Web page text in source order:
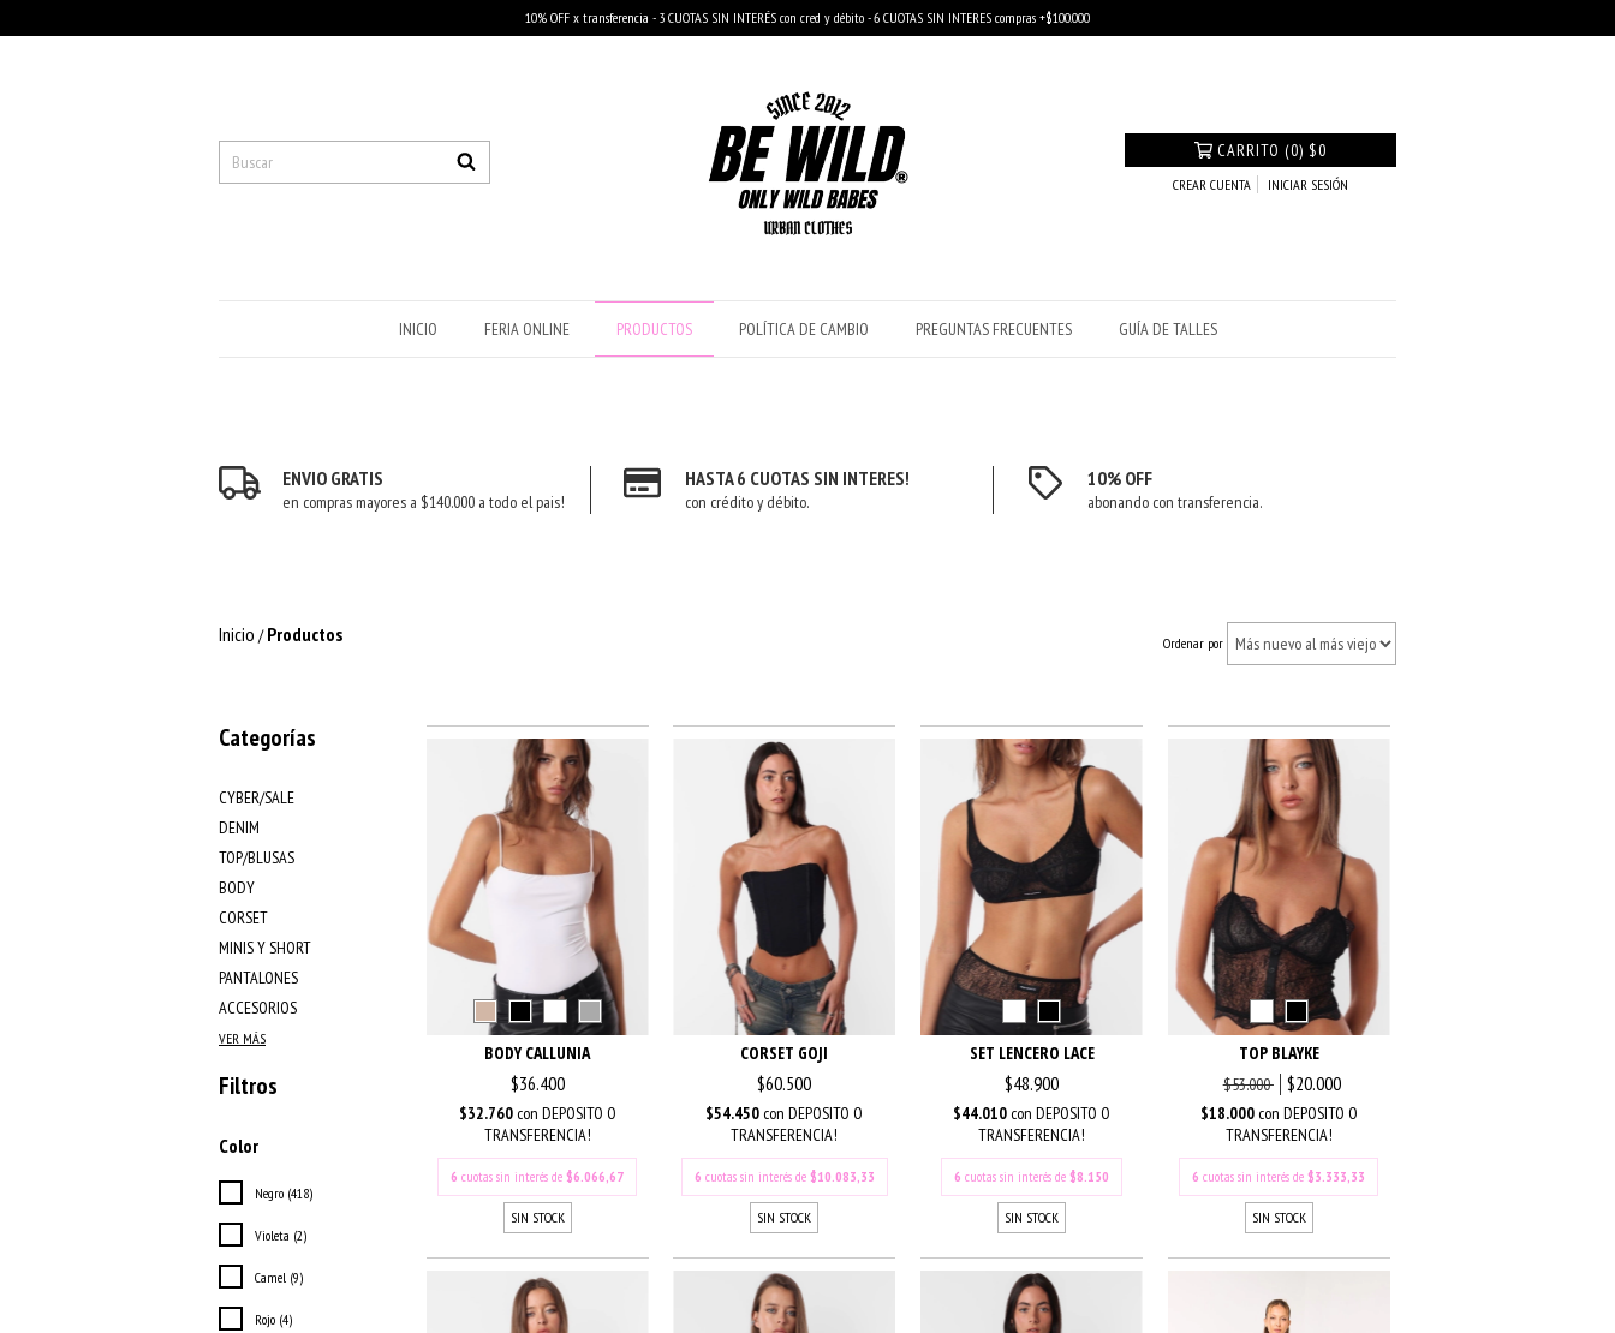
10% OFF x transferencia - 3 CUOTAS SIN INTERÉS con cred y débito - 6 CUOTAS SIN INTERES compras +$100.000
CARRITO (0) $0
CREAR CUENTA INICIAR SESIÓN
INICIO FERIA ONLINE PRODUCTOS POLÍTICA DE CAMBIO PREGUNTAS FRECUENTES GUÍA DE TALLES
ENVIO GRATIS
en compras mayores a $140.000 a todo el pais!
HASTA 6 CUOTAS SIN INTERES!
con crédito y débito.
10% OFF
abonando con transferencia.
Inicio / Productos Ordenar por
Categorías
CYBER/SALE
DENIM
TOP/BLUSAS
BODY
CORSET
MINIS Y SHORT
PANTALONES
ACCESORIOS
VER MÁS
Filtros
Color
Negro (418)
Violeta (2)
Camel (9)
Rojo (4)
BODY CALLUNIA
$36.400
$32.760 con DEPOSITO O
TRANSFERENCIA!
6 cuotas sin interés de$6.066,67
SIN STOCK
CORSET GOJI
$60.500
$54.450 con DEPOSITO O
TRANSFERENCIA!
6 cuotas sin interés de $10.083,33
SIN STOCK
SET LENCERO LACE
$48.900
$44.010 con DEPOSITO O
TRANSFERENCIA!
6 cuotas sin interés de$8.150
SIN STOCK
TOP BLAYKE
$53.000 $20.000
$18.000 con DEPOSITO O
TRANSFERENCIA!
6 cuotas sin interés de$3.333,33
SIN STOCK